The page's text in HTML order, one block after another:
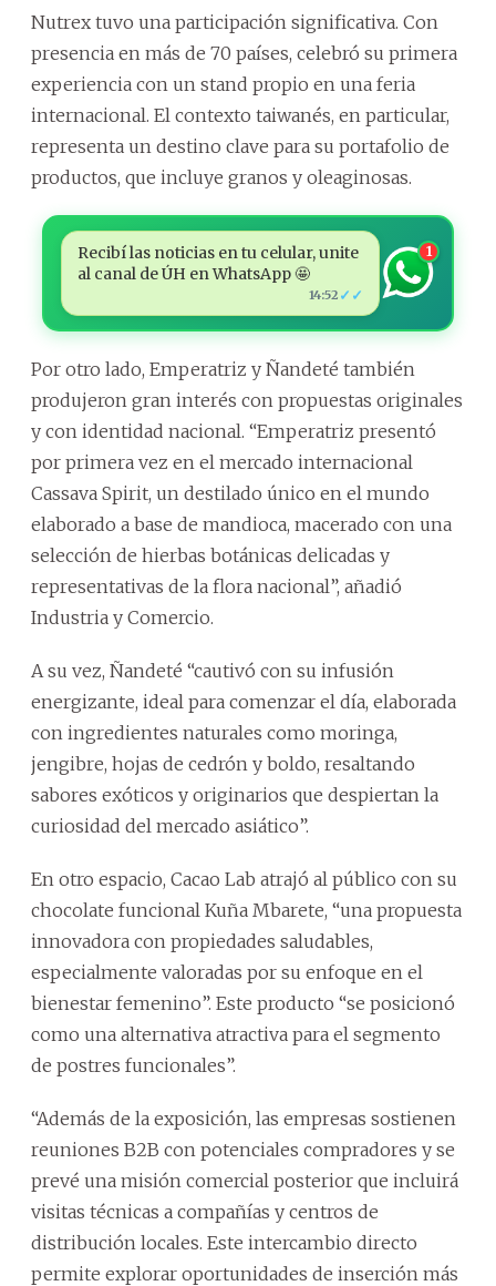
Nutrex tuvo una participación significativa. Con
presencia en más de 70 países, celebró su primera
experiencia con un stand propio en una feria
internacional. El contexto taiwanés, en particular,
representa un destino clave para su portafolio de
productos, que incluye granos y oleaginosas.
Recibí las noticias en tu celular, unite
al canal de ÚH en WhatsApp 🤩
14:52 ✓✓
1
Por otro lado, Emperatriz y Ñandeté también
produjeron gran interés con propuestas originales
y con identidad nacional. “Emperatriz presentó
por primera vez en el mercado internacional
Cassava Spirit, un destilado único en el mundo
elaborado a base de mandioca, macerado con una
selección de hierbas botánicas delicadas y
representativas de la flora nacional”, añadió
Industria y Comercio.
A su vez, Ñandeté “cautivó con su infusión
energizante, ideal para comenzar el día, elaborada
con ingredientes naturales como moringa,
jengibre, hojas de cedrón y boldo, resaltando
sabores exóticos y originarios que despiertan la
curiosidad del mercado asiático”.
En otro espacio, Cacao Lab atrajó al público con su
chocolate funcional Kuña Mbarete, “una propuesta
innovadora con propiedades saludables,
especialmente valoradas por su enfoque en el
bienestar femenino”. Este producto “se posicionó
como una alternativa atractiva para el segmento
de postres funcionales”.
“Además de la exposición, las empresas sostienen
reuniones B2B con potenciales compradores y se
prevé una misión comercial posterior que incluirá
visitas técnicas a compañías y centros de
distribución locales. Este intercambio directo
permite explorar oportunidades de inserción más